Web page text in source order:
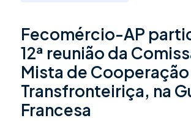
Fecomércio-AP
12ª reunião da
Mista de Cooperação
Transfronteiriça, na
Francesa